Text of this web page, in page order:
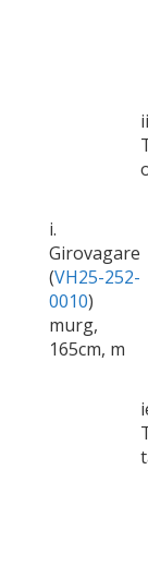
i.
Girovagare
(VH25-252-
0010)
murg,
165cm, m